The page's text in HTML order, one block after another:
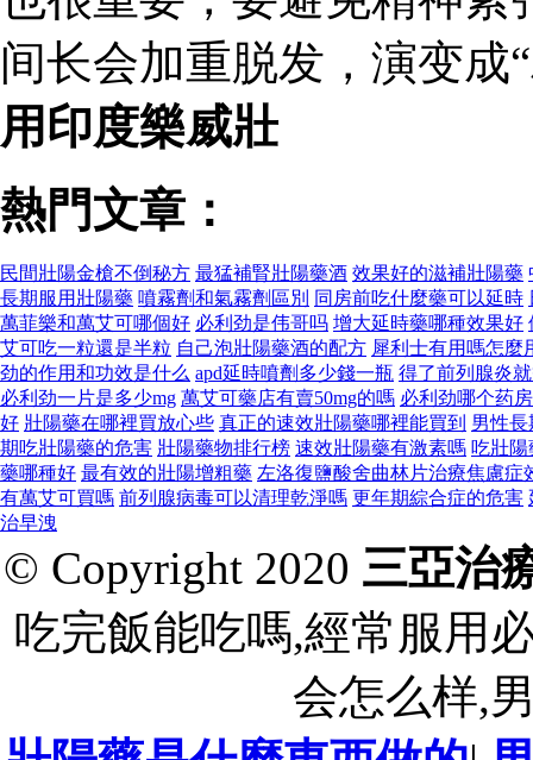
间长会加重脱发，演变
用印度樂威壯
熱門文章：
民間壯陽金槍不倒秘方 最猛補腎壯陽藥酒 效果好的滋補壯陽藥
長期服用壯陽藥 噴霧劑和氣霧劑區別 同房前吃什麼藥可以延時
萬菲樂和萬艾可哪個好 必利劲是伟哥吗 增大延時藥哪種效果好
艾可吃一粒還是半粒 自己泡壯陽藥酒的配方 犀利士有用嗎怎麼
劲的作用和功效是什么 apd延時噴劑多少錢一瓶 得了前列腺炎
必利劲一片是多少mg 萬艾可藥店有賣50mg的嗎 必利劲哪个药
好 壯陽藥在哪裡買放心些 真正的速效壯陽藥哪裡能買到 男性
期吃壯陽藥的危害 壯陽藥物排行榜 速效壯陽藥有激素嗎 吃壯
藥哪種好 最有效的壯陽增粗藥 左洛復鹽酸舍曲林片治療焦慮症
有萬艾可買嗎 前列腺病毒可以清理乾淨嗎 更年期綜合症的危害
治早洩
© Copyright 2020 三亞治
吃完飯能吃嗎,經常服用
会怎么样,